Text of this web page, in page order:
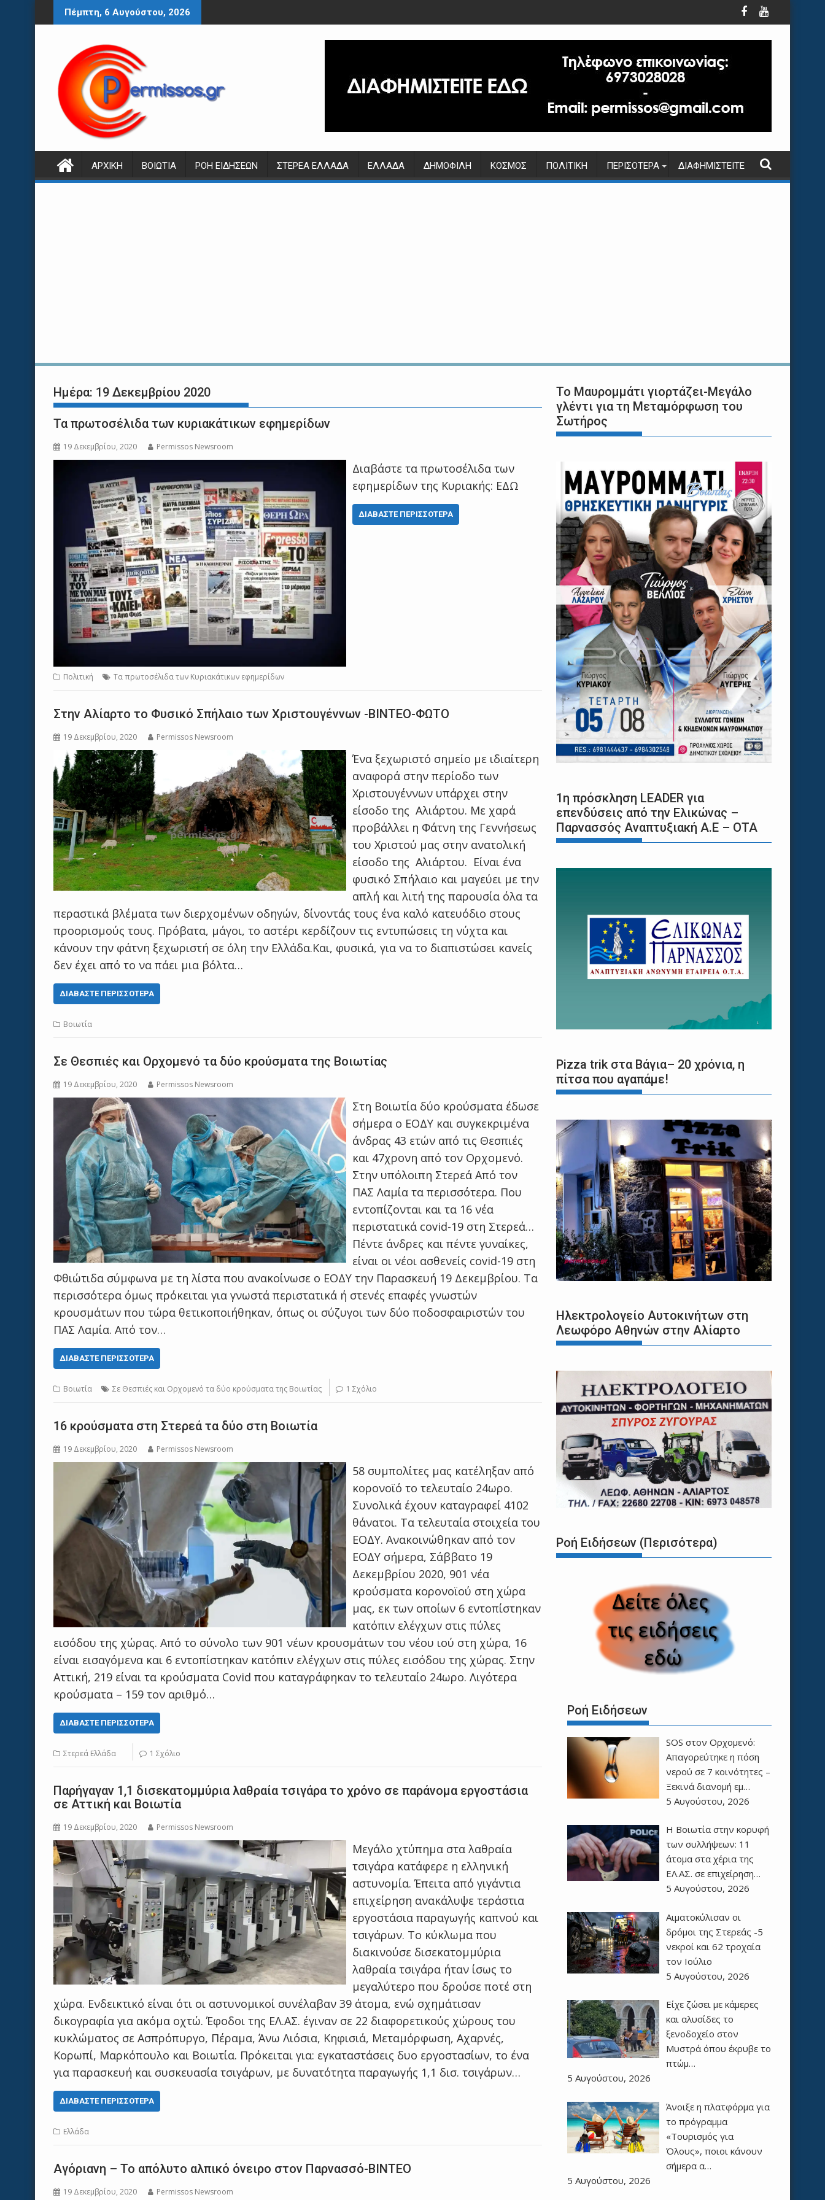
Περάστε
στο
Πέμπτη, 6 Αυγούστου, 2026
ΑΡΧΙΚΉ ΒΟΙΩΤΊΑ ΡΟΉ ΕΙΔΉΣΕΩΝ ΣΤΕΡΕΆ ΕΛΛΆΔΑ ΕΛΛΆΔΑ ΔΗΜΟΦΙΛΉ ΚΌΣΜΟΣ ΠΟΛΙΤΙΚΉ ΠΕΡΙΣΌΤΕΡΑ ΔΙΑΦΗΜΙΣΤΕΊΤΕ
Ημέρα: 19 Δεκεμβρίου 2020
Τα πρωτοσέλιδα των κυριακάτικων εφημερίδων
19 Δεκεμβρίου, 2020 Permissos Newsroom
Διαβάστε τα πρωτοσέλιδα των
εφημερίδων της Κυριακής: ΕΔΩ
ΔΙΑΒΆΣΤΕ ΠΕΡΙΣΣΌΤΕΡΑ
Πολιτική Τα πρωτοσέλιδα των Κυριακάτικων εφημερίδων
Στην Αλίαρτο το Φυσικό Σπήλαιο των Χριστουγέννων -BINTEO-ΦΩΤΟ
19 Δεκεμβρίου, 2020 Permissos Newsroom
Ένα ξεχωριστό σημείο με ιδιαίτερη
αναφορά στην περίοδο των
Χριστουγέννων υπάρχει στην
είσοδο της Αλιάρτου. Με χαρά
προβάλλει η Φάτνη της Γεννήσεως
του Χριστού μας στην ανατολική
είσοδο της Αλιάρτου. Είναι ένα
φυσικό Σπήλαιο και μαγεύει με την
απλή και λιτή της παρουσία όλα τα
περαστικά βλέματα των διερχομένων οδηγών, δίνοντάς τους ένα καλό κατευόδιο στους
προορισμούς τους. Πρόβατα, μάγοι, το αστέρι κερδίζουν τις εντυπώσεις τη νύχτα και
κάνουν την φάτνη ξεχωριστή σε όλη την Ελλάδα.Και, φυσικά, για να το διαπιστώσει κανείς
δεν έχει από το να πάει μια βόλτα…
ΔΙΑΒΆΣΤΕ ΠΕΡΙΣΣΌΤΕΡΑ
Βοιωτία
Σε Θεσπιές και Ορχομενό τα δύο κρούσματα της Βοιωτίας
19 Δεκεμβρίου, 2020 Permissos Newsroom
Στη Βοιωτία δύο κρούσματα έδωσε
σήμερα ο ΕΟΔΥ και συγκεκριμένα
άνδρας 43 ετών από τις Θεσπιές
και 47χρονη από τον Ορχομενό.
Στην υπόλοιπη Στερεά Από τον
ΠΑΣ Λαμία τα περισσότερα. Που
εντοπίζονται και τα 16 νέα
περιστατικά covid-19 στη Στερεά…
Πέντε άνδρες και πέντε γυναίκες,
είναι οι νέοι ασθενείς covid-19 στη
Φθιώτιδα σύμφωνα με τη λίστα που ανακοίνωσε ο ΕΟΔΥ την Παρασκευή 19 Δεκεμβρίου. Τα
περισσότερα όμως πρόκειται για γνωστά περιστατικά ή στενές επαφές γνωστών
κρουσμάτων που τώρα θετικοποιήθηκαν, όπως οι σύζυγοι των δύο ποδοσφαιριστών του
ΠΑΣ Λαμία. Από τον…
ΔΙΑΒΆΣΤΕ ΠΕΡΙΣΣΌΤΕΡΑ
Βοιωτία Σε Θεσπιές και Ορχομενό τα δύο κρούσματα της Βοιωτίας 1 Σχόλιο
16 κρούσματα στη Στερεά τα δύο στη Βοιωτία
19 Δεκεμβρίου, 2020 Permissos Newsroom
58 συμπολίτες μας κατέληξαν από
κορονοϊό το τελευταίο 24ωρο.
Συνολικά έχουν καταγραφεί 4102
θάνατοι. Τα τελευταία στοιχεία του
ΕΟΔΥ. Ανακοινώθηκαν από τον
ΕΟΔΥ σήμερα, Σάββατο 19
Δεκεμβρίου 2020, 901 νέα
κρούσματα κορονοϊού στη χώρα
μας, εκ των οποίων 6 εντοπίστηκαν
κατόπιν ελέγχων στις πύλες
εισόδου της χώρας. Από το σύνολο των 901 νέων κρουσμάτων του νέου ιού στη χώρα, 16
είναι εισαγόμενα και 6 εντοπίστηκαν κατόπιν ελέγχων στις πύλες εισόδου της χώρας. Στην
Αττική, 219 είναι τα κρούσματα Covid που καταγράφηκαν το τελευταίο 24ωρο. Λιγότερα
κρούσματα – 159 τον αριθμό…
ΔΙΑΒΆΣΤΕ ΠΕΡΙΣΣΌΤΕΡΑ
Στερεά Ελλάδα 1 Σχόλιο
Παρήγαγαν 1,1 δισεκατομμύρια λαθραία τσιγάρα το χρόνο σε παράνομα εργοστάσια
σε Αττική και Βοιωτία
19 Δεκεμβρίου, 2020 Permissos Newsroom
Μεγάλο χτύπημα στα λαθραία
τσιγάρα κατάφερε η ελληνική
αστυνομία. Έπειτα από γιγάντια
επιχείρηση ανακάλυψε τεράστια
εργοστάσια παραγωγής καπνού και
τσιγάρων. Το κύκλωμα που
διακινούσε δισεκατομμύρια
λαθραία τσιγάρα ήταν ίσως το
μεγαλύτερο που δρούσε ποτέ στη
χώρα. Ενδεικτικό είναι ότι οι αστυνομικοί συνέλαβαν 39 άτομα, ενώ σχημάτισαν
δικογραφία για ακόμα οχτώ. Έφοδοι της ΕΛ.ΑΣ. έγιναν σε 22 διαφορετικούς χώρους του
κυκλώματος σε Ασπρόπυργο, Πέραμα, Άνω Λιόσια, Κηφισιά, Μεταμόρφωση, Αχαρνές,
Κορωπί, Μαρκόπουλο και Βοιωτία. Πρόκειται για: εγκαταστάσεις δυο εργοστασίων, το ένα
για παρασκευή και συσκευασία τσιγάρων, με δυνατότητα παραγωγής 1,1 δισ. τσιγάρων…
ΔΙΑΒΆΣΤΕ ΠΕΡΙΣΣΌΤΕΡΑ
Ελλάδα
Αγόριανη – Το απόλυτο αλπικό όνειρο στον Παρνασσό-BINTEO
19 Δεκεμβρίου, 2020 Permissos Newsroom
Το Μαυρομμάτι γιορτάζει-Μεγάλο
γλέντι για τη Μεταμόρφωση του
Σωτήρος
1η πρόσκληση LEADER για
επενδύσεις από την Ελικώνας –
Παρνασσός Αναπτυξιακή Α.Ε – ΟΤΑ
Pizza trik στα Βάγια– 20 χρόνια, η
πίτσα που αγαπάμε!
Ηλεκτρολογείο Αυτοκινήτων στη
Λεωφόρο Αθηνών στην Αλίαρτο
Ροή Ειδήσεων (Περισότερα)
Ροή Ειδήσεων
SOS στον Ορχομενό:
Απαγορεύτηκε η πόση
νερού σε 7 κοινότητες –
Ξεκινά διανομή εμ…
5 Αυγούστου, 2026
Η Βοιωτία στην κορυφή
των συλλήψεων: 11
άτομα στα χέρια της
ΕΛ.ΑΣ. σε επιχείρηση…
5 Αυγούστου, 2026
Αιματοκύλισαν οι
δρόμοι της Στερεάς -5
νεκροί και 62 τροχαία
τον Ιούλιο
5 Αυγούστου, 2026
Είχε ζώσει με κάμερες
και αλυσίδες το
ξενοδοχείο στον
Μυστρά όπου έκρυβε το
πτώμ…
5 Αυγούστου, 2026
Άνοιξε η πλατφόρμα για
το πρόγραμμα
«Τουρισμός για
Όλους», ποιοι κάνουν
σήμερα α…
5 Αυγούστου, 2026